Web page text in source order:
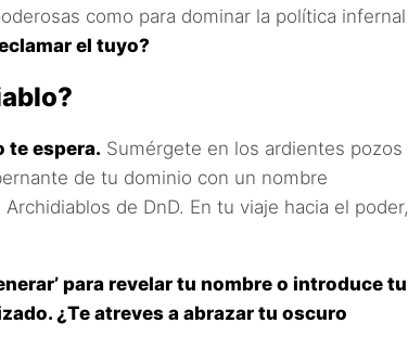
como para dominar la política infernal
el tuyo?
te espera. Sumérgete en los ardientes pozos
de tu dominio con un nombre
de DnD. En tu viaje hacia el poder,
para revelar tu nombre o introduce tu
¿Te atreves a abrazar tu oscuro